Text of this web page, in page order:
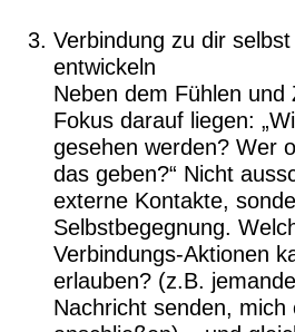
Verbindung zu dir
entwickeln
Neben dem Fühlen und
Fokus darauf liegen:
gesehen werden? Wer
das geben?“ Nicht
externe Kontakte,
Selbstbegegnung.
Verbindungs-Aktionen
erlauben? (z.B.
Nachricht senden, mich